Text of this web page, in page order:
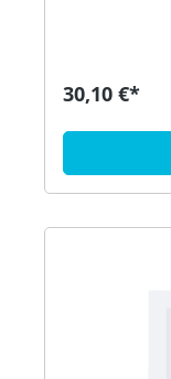
30,10 €*